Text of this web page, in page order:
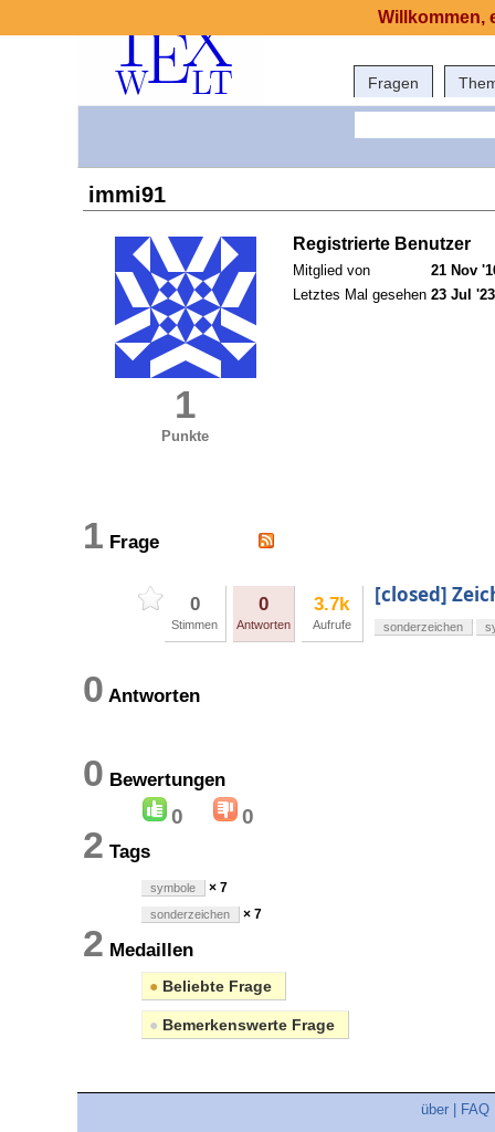
Fragen
immi91
1
Punkte
Registrierte Benutzer
Mitglied von
21 Nov
Letztes Mal gesehen 23 Jul
1 Frage
0
Stimmen
0
Antworten
3.7k
Aufrufe
[closed]
sonderzeichen
0 Antworten
0 Bewertungen
0 0
2 Tags
symbole × 7
sonderzeichen × 7
2 Medaillen
● Beliebte Frage
● Bemerkenswerte Frage
über FAQ
Willkommen,